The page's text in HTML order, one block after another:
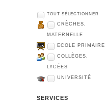
TOUT SÉLECTIONNER
CRÈCHES,
MATERNELLE
ECOLE PRIMAIRE
COLLÈGES,
LYCÉES
UNIVERSITÉ
SERVICES